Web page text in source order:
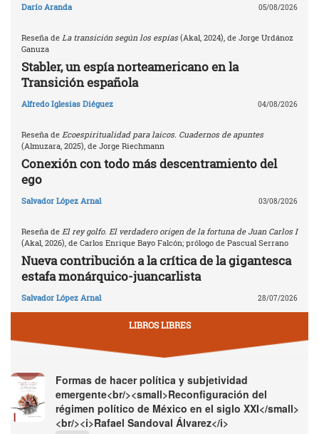
Darío Aranda 05/08/2026
Reseña de La transición según los espías (Akal, 2024), de Jorge Urdánoz
Ganuza
Stabler, un espía norteamericano en la
Transición española
Alfredo Iglesias Diéguez 04/08/2026
Reseña de Ecoespiritualidad para laicos. Cuadernos de apuntes
(Almuzara, 2025), de Jorge Riechmann
Conexión con todo más descentramiento del
ego
Salvador López Arnal 03/08/2026
Reseña de El rey golfo. El verdadero origen de la fortuna de Juan Carlos I
(Akal, 2026), de Carlos Enrique Bayo Falcón; prólogo de Pascual Serrano
Nueva contribución a la crítica de la gigantesca
estafa monárquico-juancarlista
Salvador López Arnal 28/07/2026
LIBROS LIBRES
Formas de hacer política y subjetividad
emergente<br/><small>Reconfiguración del
régimen político de México en el siglo XXI</small>
<br/><i>Rafael Sandoval Álvarez</i>